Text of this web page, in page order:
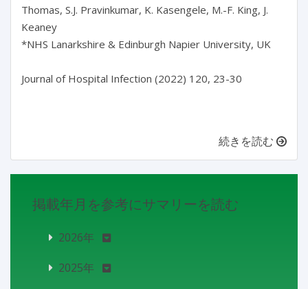
Thomas, S.J. Pravinkumar, K. Kasengele, M.-F. King, J.
Keaney
*NHS Lanarkshire & Edinburgh Napier University, UK
Journal of Hospital Infection (2022) 120, 23-30
続きを読む
掲載年月を参考にサマリーを読む
2026年
2025年